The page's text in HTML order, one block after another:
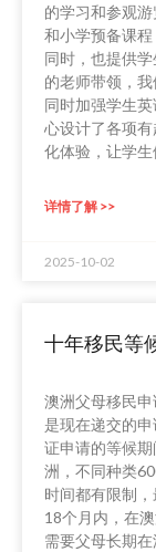
的学习和参观
和⼩学预备课
同时，也提供
的⽼师带领，
同时加强学⽣
⼼设计了各项
化体验，让学⽣
详情了解 >>
2025-10-02
十年移民等
澳洲父母移民
是现在递交的
证申请的等候
洲，不同种类
时间都有限制
18个月内，在
需要父母长期